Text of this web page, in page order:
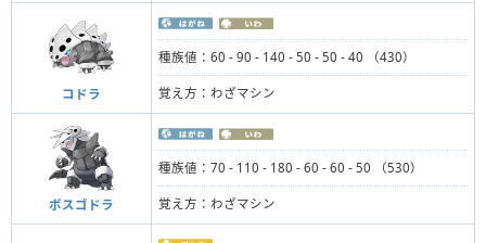
コドラ
種族値：60 - 90 - 140 - 50 - 50 - 40 （430）
覚え方：わざマシン
ボスゴドラ
種族値：70 - 110 - 180 - 60 - 60 - 50 （530）
覚え方：わざマシン